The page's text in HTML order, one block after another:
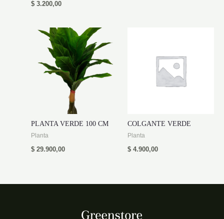
$ 3.200,00
PLANTA VERDE 100 CM
Planta
$ 29.900,00
COLGANTE VERDE
Planta
$ 4.900,00